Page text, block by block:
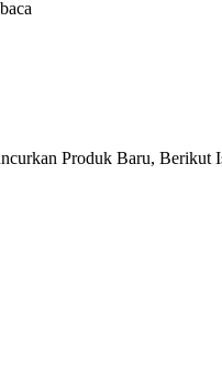
Produk Baru, Berikut